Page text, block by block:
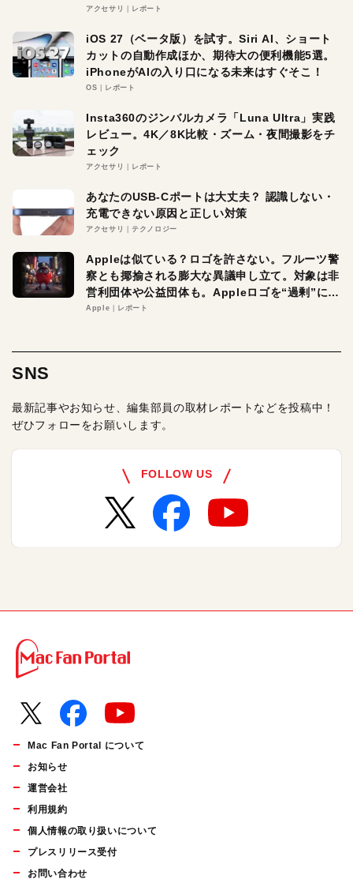
アクセサリ レポート
iOS 27（ベータ版）を試す。Siri AI、ショート
カットの自動作成ほか、期待大の便利機能5選。
iPhoneがAIの入り口になる未来はすぐそこ！
OS レポート
Insta360のジンバルカメラ「Luna Ultra」実践
レビュー。4K／8K比較・ズーム・夜間撮影をチ
ェック
アクセサリ レポート
あなたのUSB-Cポートは大丈夫？ 認識しない・
充電できない原因と正しい対策
アクセサリ テクノロジー
Appleは似ている？ロゴを許さない。フルーツ警
察とも揶揄される膨大な異議申し立て。対象は非
営利団体や公益団体も。Appleロゴを“過剰”に守
る理由とは
Apple レポート
SNS
最新記事やお知らせ、編集部員の取材レポートなどを投稿中！
ぜひフォローをお願いします。
FOLLOW US
Mac Fan Portal について
お知らせ
運営会社
利用規約
個人情報の取り扱いについて
プレスリリース受付
お問い合わせ